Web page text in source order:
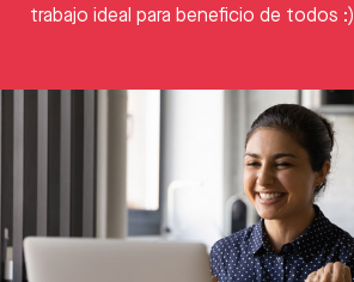
trabajo ideal para beneficio de todos :)